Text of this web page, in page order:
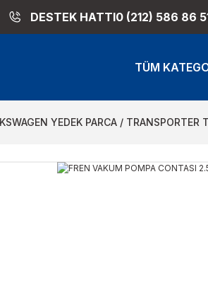
DESTEK HATTI0 (212) 586 86
TÜM
YEDEK PARCA